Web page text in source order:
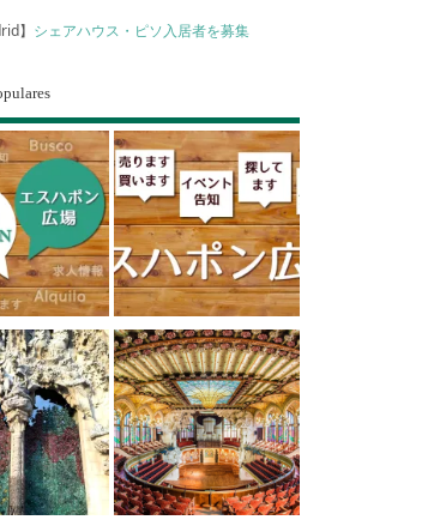
】 シェアハウス・ピソ入居者を募集